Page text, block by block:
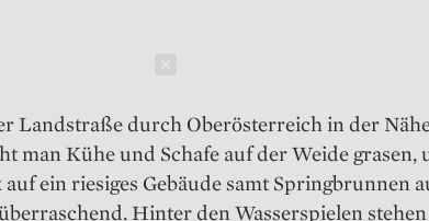
Landstraße durch Oberösterreich in der
man Kühe und Schafe auf der Weide grasen,
ein riesiges Gebäude samt Springbrunnen
Hin­ter den Wasserspielen